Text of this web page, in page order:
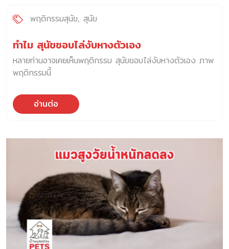
พฤติกรรมสุนัข สุนัข
ทำไม สุนัขชอบไล่งับหางตัวเอง
หลายท่านอาจเคยเห็นพฤติกรรม สุนัขชอบไล่งับหางตัวเอง ภาพ
พฤติกรรมนี้
อ่านต่อ